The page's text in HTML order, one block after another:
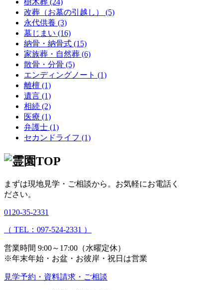
樹木葬 (24)
改葬（お墓の引越し） (5)
永代供養 (3)
墓じまい (16)
納骨・納骨式 (15)
家族葬・自然葬 (6)
散骨・分骨 (5)
エンディングノート (1)
離檀 (1)
遺言 (1)
相続 (2)
医療 (1)
弁護士 (1)
セカンドライフ (1)
まずは現地見学・ご相談から。 お気軽にお電話く
ださい。
0120-35-2331
（ TEL：097-524-2331 ）
営業時間 9:00～17:00（水曜定休）
※年末年始・お盆・お彼岸・祝日は営業
見学予約・資料請求・ご相談